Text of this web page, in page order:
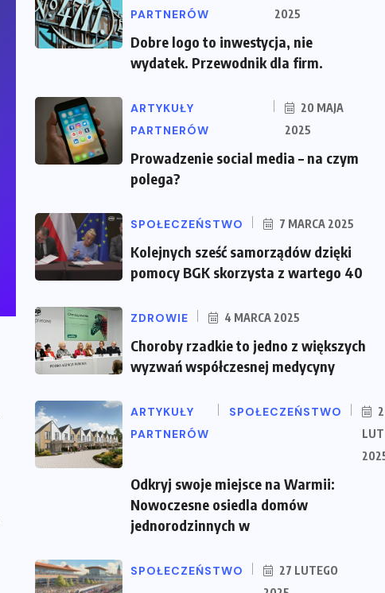
PARTNERÓW
2025
Dobre logo to inwestycja, nie
wydatek. Przewodnik dla firm.
ARTYKUŁY
PARTNERÓW
20 MAJA
2025
Prowadzenie social media – na czym
polega?
SPOŁECZEŃSTWO 7 MARCA 2025
Kolejnych sześć samorządów dzięki
pomocy BGK skorzysta z wartego 40
ZDROWIE 4 MARCA 2025
Choroby rzadkie to jedno z większych
wyzwań współczesnej medycyny
ARTYKUŁY
PARTNERÓW
SPOŁECZEŃSTWO
Odkryj swoje miejsce na Warmii:
Nowoczesne osiedla domów
jednorodzinnych w
SPOŁECZEŃSTWO
27 LUTEGO